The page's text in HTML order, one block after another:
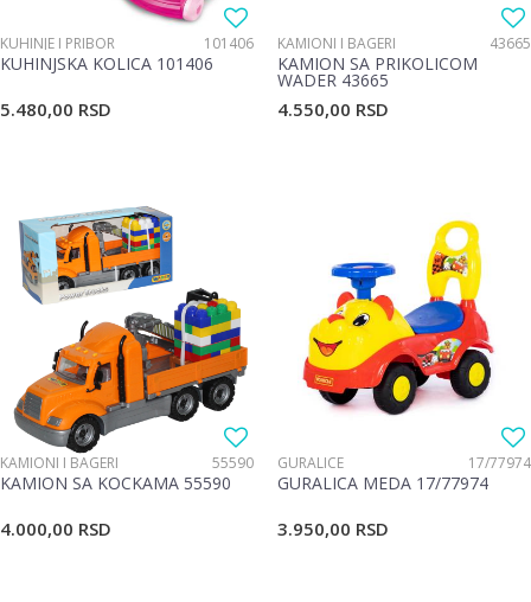
KUHINJE I PRIBOR 101406
KUHINJSKA KOLICA 101406
5.480,00 RSD
KAMIONI I BAGERI 43665
KAMION SA PRIKOLICOM
WADER 43665
4.550,00 RSD
KAMIONI I BAGERI 55590
KAMION SA KOCKAMA 55590
4.000,00 RSD
GURALICE 17/77974
GURALICA MEDA 17/77974
3.950,00 RSD